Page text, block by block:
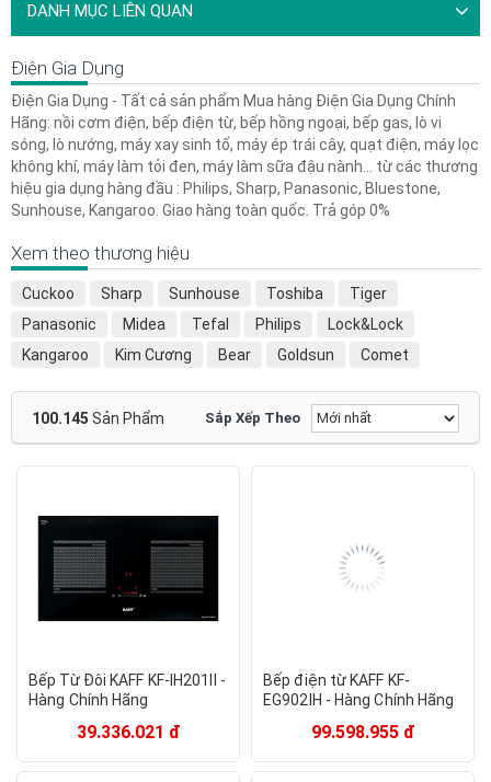
DANH MỤC LIÊN QUAN
Điện Gia Dụng
Điện Gia Dụng - Tất cả sản phẩm Mua hàng Điện Gia Dụng Chính
Hãng: nồi cơm điện, bếp điện từ, bếp hồng ngoại, bếp gas, lò vi
sóng, lò nướng, máy xay sinh tố, máy ép trái cây, quạt điện, máy lọc
không khí, máy làm tỏi đen, máy làm sữa đậu nành... từ các thương
hiệu gia dụng hàng đầu : Philips, Sharp, Panasonic, Bluestone,
Sunhouse, Kangaroo. Giao hàng toàn quốc. Trả góp 0%
Xem theo thương hiệu
Cuckoo Sharp Sunhouse Toshiba
Tiger
Panasonic
Midea Tefal Philips
Lock&Lock
Kangaroo
Kim Cương Bear Goldsun
Comet
Hiệp Hưng
Zojirushi Xiaomi Happy Time
EastStar
Electrolux
FUJIKA Matika JIASHI Elmich
Cookin
Smartcook
Daewoo
Apechome
Bennix Delites
100.145 Sản Phẩm Sắp Xếp Theo
Bếp Từ Đôi KAFF KF-IH201II -
Hàng Chính Hãng
39.336.021 đ
Bếp điện từ KAFF KF-
EG902IH - Hàng Chính Hãng
99.598.955 đ